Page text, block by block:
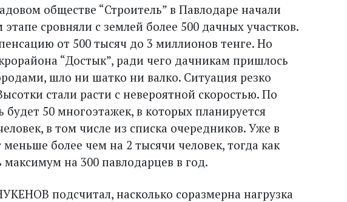
обществе “Строитель” в Павлодаре начали
сровняли с землей более 500 дачных участков.
от 500 тысяч до 3 миллионов тенге. Но
“Достык”, ради чего дачникам пришлось
шло ни шатко ни валко. Ситуация резко
стали расти с невероятной скоростью. По
будет 50 многоэтажек, в которых планируется
в том числе из списка очередников. Уже в
более чем на 2 тысячи человек, тогда как
на 300 павлодарцев в год.
подсчитал, насколько соразмерна нагрузка